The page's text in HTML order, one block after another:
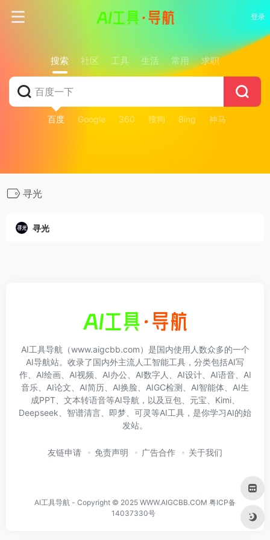
登录
搜索 社区 工具 生活 常用 求职
百度 Google 360 搜狗 Bing 神马
寻光
寻光
AI工具导航（www.aigcbb.com）是国内使用人数众多的一个
AI导航站。收录了国内外主流人工智能工具，分类包括AI写
作、AI绘画、AI视频、AI办公、AI数字人、AI设计、AI语音、AI
音乐、AI论文、AI简历、AI换脸、AIGC检测、AI智能体、AI生
成PPT、文本转语音等AI导航，以及豆包、元宝、Kimi、
Deepseek、智谱清言、即梦、可灵等AI工具，是你学习AI的始
发站。
友链申请 免责声明 广告合作 关于我们
AI工具导航 - Copyright © 2025 WWW.AIGCBB.COM 粤ICP备
14037330号